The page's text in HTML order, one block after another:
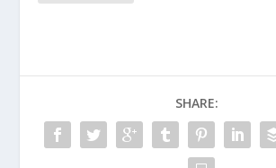
SHARE: